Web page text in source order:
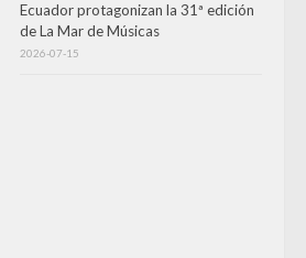
Ecuador protagonizan la 31ª edición
de La Mar de Músicas
2026-07-15